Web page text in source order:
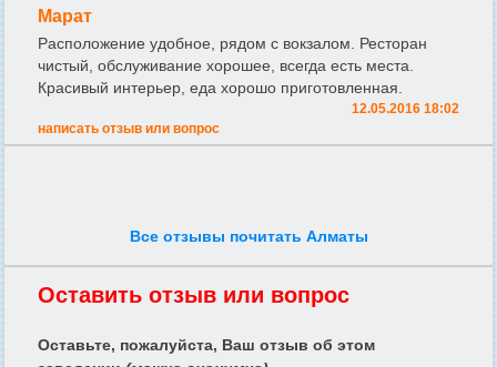
Марат
Расположение удобное, рядом с вокзалом. Ресторан
чистый, обслуживание хорошее, всегда есть места.
Красивый интерьер, еда хорошо приготовленная.
12.05.2016 18:02
написать отзыв или вопрос
Все отзывы почитать Алматы
Оставить отзыв или вопрос
Оставьте, пожалуйста, Ваш отзыв об этом